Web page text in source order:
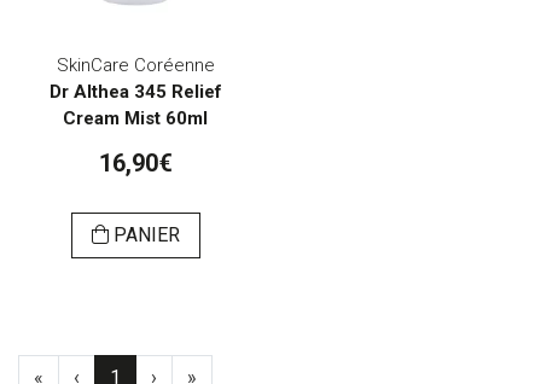
SkinCare Coréenne
Dr Althea 345 Relief
Cream Mist 60ml
16,90€
PANIER
« ‹ 1 › »